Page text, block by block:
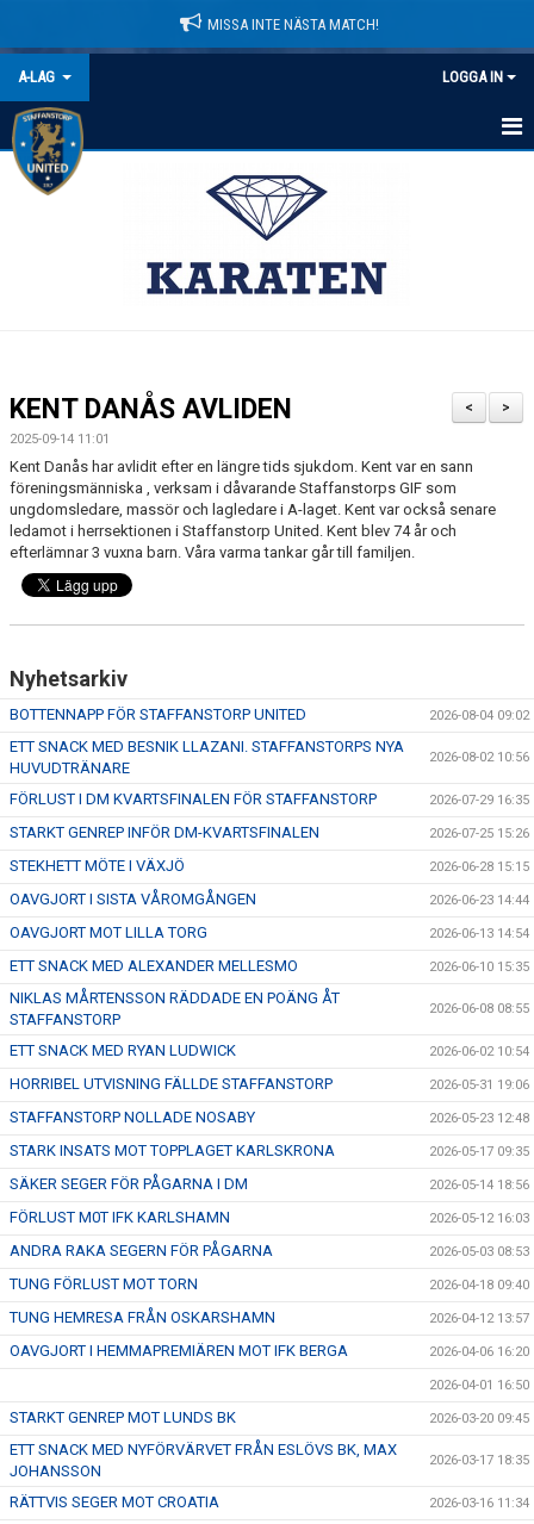
MISSA INTE NÄSTA MATCH!
A-LAG LOGGA IN
HEM
BILDGALLERI
DOKUMENT
KONTAKT
MEDLEMSTIPS
>
<
KENT DANÅS AVLIDEN
2025-09-14 11:01
Kent Danås har avlidit efter en längre tids sjukdom. Kent var en sann
föreningsmänniska , verksam i dåvarande Staffanstorps GIF som
ungdomsledare, massör och lagledare i A-laget. Kent var också senare
ledamot i herrsektionen i Staffanstorp United. Kent blev 74 år och
efterlämnar 3 vuxna barn. Våra varma tankar går till familjen.
Nyhetsarkiv
BOTTENNAPP FÖR STAFFANSTORP UNITED 2026-08-04 09:02
ETT SNACK MED BESNIK LLAZANI. STAFFANSTORPS NYA
HUVUDTRÄNARE
2026-08-02 10:56
FÖRLUST I DM KVARTSFINALEN FÖR STAFFANSTORP 2026-07-29 16:35
STARKT GENREP INFÖR DM-KVARTSFINALEN 2026-07-25 15:26
STEKHETT MÖTE I VÄXJÖ 2026-06-28 15:15
OAVGJORT I SISTA VÅROMGÅNGEN 2026-06-23 14:44
OAVGJORT MOT LILLA TORG 2026-06-13 14:54
ETT SNACK MED ALEXANDER MELLESMO 2026-06-10 15:35
NIKLAS MÅRTENSSON RÄDDADE EN POÄNG ÅT
STAFFANSTORP
2026-06-08 08:55
ETT SNACK MED RYAN LUDWICK 2026-06-02 10:54
HORRIBEL UTVISNING FÄLLDE STAFFANSTORP 2026-05-31 19:06
STAFFANSTORP NOLLADE NOSABY 2026-05-23 12:48
STARK INSATS MOT TOPPLAGET KARLSKRONA 2026-05-17 09:35
SÄKER SEGER FÖR PÅGARNA I DM 2026-05-14 18:56
FÖRLUST M0T IFK KARLSHAMN 2026-05-12 16:03
ANDRA RAKA SEGERN FÖR PÅGARNA 2026-05-03 08:53
TUNG FÖRLUST MOT TORN 2026-04-18 09:40
TUNG HEMRESA FRÅN OSKARSHAMN 2026-04-12 13:57
OAVGJORT I HEMMAPREMIÄREN MOT IFK BERGA 2026-04-06 16:20
2026-04-01 16:50
STARKT GENREP MOT LUNDS BK 2026-03-20 09:45
ETT SNACK MED NYFÖRVÄRVET FRÅN ESLÖVS BK, MAX
JOHANSSON
2026-03-17 18:35
RÄTTVIS SEGER MOT CROATIA 2026-03-16 11:34